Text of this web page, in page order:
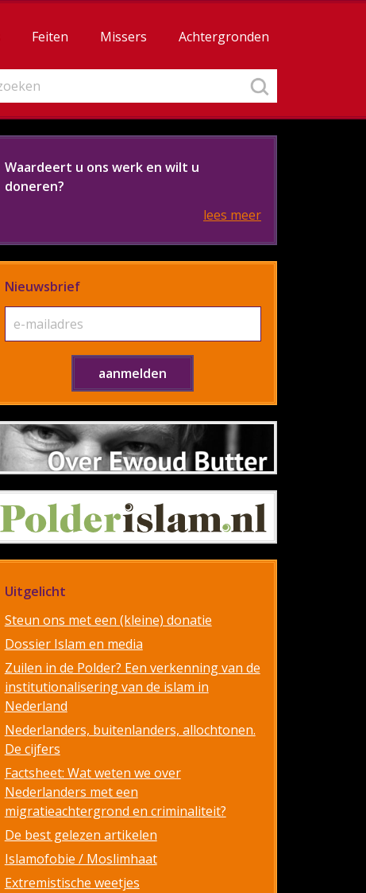
Feiten Missers Achtergronden
Waardeert u ons werk en wilt u
doneren?
lees meer
Nieuwsbrief
Uitgelicht
Steun ons met een (kleine) donatie
Dossier Islam en media
Zuilen in de Polder? Een verkenning van de
institutionalisering van de islam in
Nederland
Nederlanders, buitenlanders, allochtonen.
De cijfers
Factsheet: Wat weten we over
Nederlanders met een
migratieachtergrond en criminaliteit?
De best gelezen artikelen
Islamofobie / Moslimhaat
Extremistische weetjes